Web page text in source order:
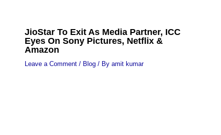
JioStar To Exit As Media Partner, ICC
Eyes On Sony Pictures, Netflix &
Amazon
Leave a Comment / Blog/ By amit kumar